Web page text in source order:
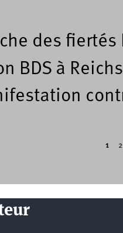
des fiertés
BDS à
1 2